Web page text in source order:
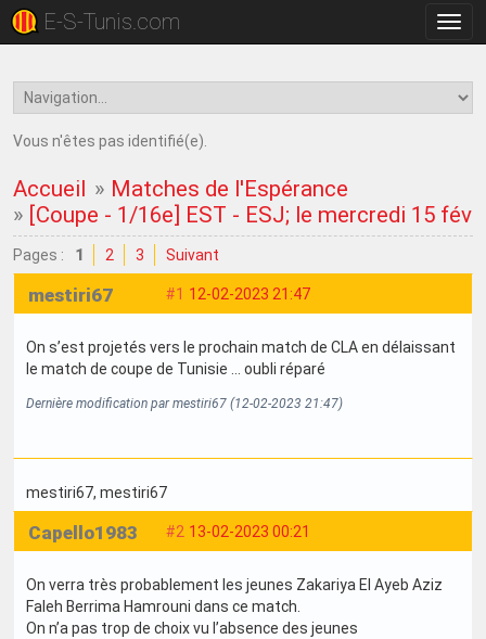
la
E-S-Tunis.com
Vous n'êtes pas identifié(e).
Accueil » Matches de l'Espérance
» [Coupe - 1/16e] EST - ESJ; le mercredi 15
Pages : 1 2 3 Suivant
#1 12-02-2023 21:47
mestiri67
On s’est projetés vers le prochain match de CLA en délaissant
le match de coupe de Tunisie … oubli réparé
Dernière modification par mestiri67 (12-02-2023 21:47)
mestiri67, mestiri67
#2 13-02-2023 00:21
Capello1983
On verra très probablement les jeunes Zakariya El Ayeb Aziz
Faleh Berrima Hamrouni dans ce match.
On n’a pas trop de choix vu l’absence des jeunes